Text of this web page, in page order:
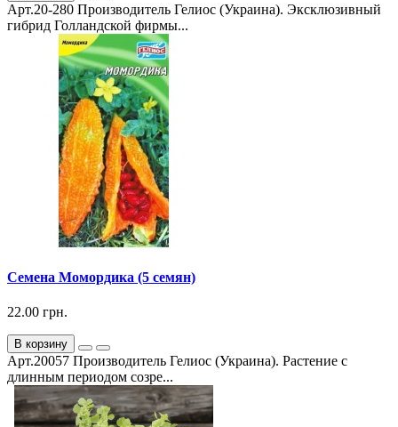
Арт.20-280 Производитель Гелиос (Украина). Эксклюзивный
гибрид Голландской фирмы...
Семена Момордика (5 семян)
22.00 грн.
В корзину
Арт.20057 Производитель Гелиос (Украина). Растение с
длинным периодом созре...